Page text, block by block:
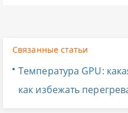
Связанные статьи
Температура GPU:
как избежать